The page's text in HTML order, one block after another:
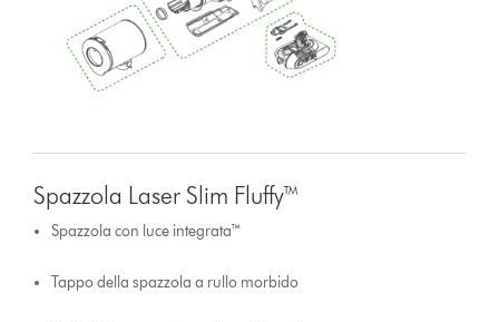
Spazzola Laser Slim Fluffy™
Spazzola con luce integrata™
Tappo della spazzola a rullo morbido